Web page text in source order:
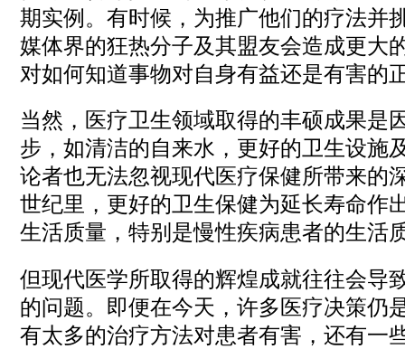
期实例。有时候，为推广他们的疗法并
媒体界的狂热分子及其盟友会造成更大
对如何知道事物对自身有益还是有害的
当然，医疗卫生领域取得的丰硕成果是
步，如清洁的自来水，更好的卫生设施
论者也无法忽视现代医疗保健所带来的
世纪里，更好的卫生保健为延长寿命作
生活质量，特别是慢性疾病患者的生活
但现代医学所取得的辉煌成就往往会导
的问题。即便在今天，许多医疗决策仍
有太多的治疗方法对患者有害，还有一